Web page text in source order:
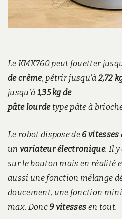
Le KMX760 peut fouetter
de crème, pétrir jusqu’à 2,72
jusqu’à 1,35 kg de
pâte lourdetype pâte à
Le robot dispose de 6 vitesses
un variateur électronique. Il y
sur le bouton mais en réalité
aussi une fonction mélange
doucement, une fonction
max. Donc9 vitesses en tout.